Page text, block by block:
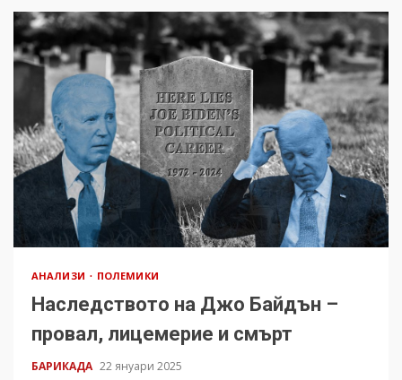
АНАЛИЗИ ПОЛЕМИКИ
Наследството на Джо Байдън –
провал, лицемерие и смърт
БАРИКАДА 22 януари 2025